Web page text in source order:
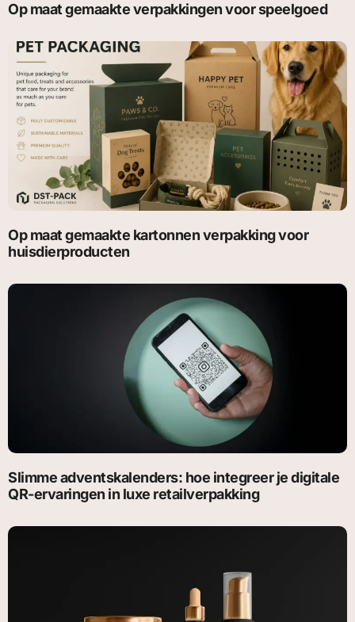
Op maat gemaakte verpakkingen voor speelgoed
Op maat gemaakte kartonnen verpakking voor
huisdierproducten
Slimme adventskalenders: hoe integreer je digitale
QR-ervaringen in luxe retailverpakking